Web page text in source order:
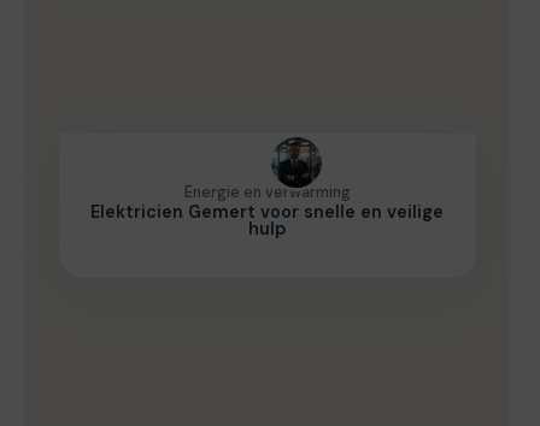
Energie en verwarming
Elektricien Gemert voor snelle en veilige
hulp